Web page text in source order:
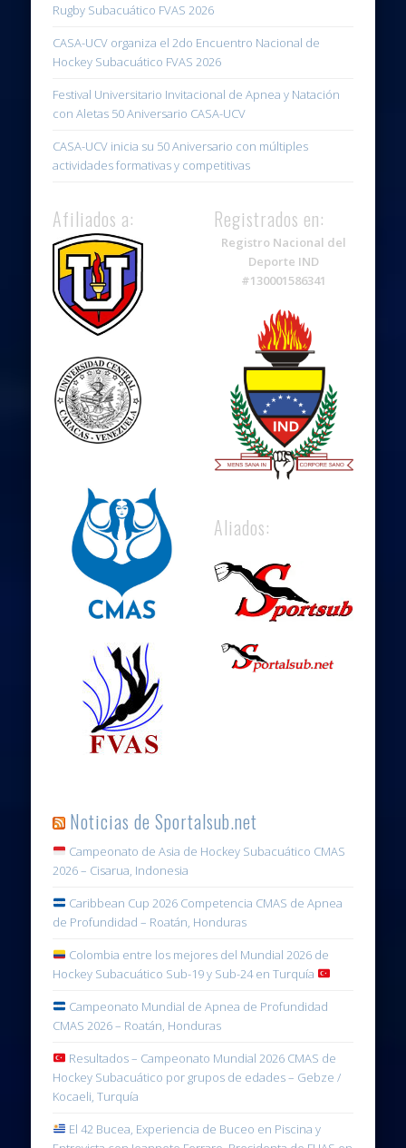
Rugby Subacuático FVAS 2026
CASA-UCV organiza el 2do Encuentro Nacional de
Hockey Subacuático FVAS 2026
Festival Universitario Invitacional de Apnea y Natación
con Aletas 50 Aniversario CASA-UCV
CASA-UCV inicia su 50 Aniversario con múltiples
actividades formativas y competitivas
Afiliados a: Registrados en:
Registro Nacional del
Deporte IND
#130001586341
Aliados:
Noticias de Sportalsub.net
Campeonato de Asia de Hockey Subacuático CMAS
2026 – Cisarua, Indonesia
Caribbean Cup 2026 Competencia CMAS de Apnea
de Profundidad – Roatán, Honduras
Colombia entre los mejores del Mundial 2026 de
Hockey Subacuático Sub-19 y Sub-24 en Turquía
Campeonato Mundial de Apnea de Profundidad
CMAS 2026 – Roatán, Honduras
Resultados – Campeonato Mundial 2026 CMAS de
Hockey Subacuático por grupos de edades – Gebze /
Kocaeli, Turquía
El 42 Bucea, Experiencia de Buceo en Piscina y